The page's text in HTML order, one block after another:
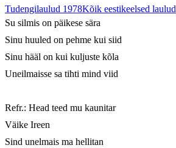
Tudengilaulud 1978Kõik eestikeelsed laulud
Su silmis on päikese sära
Sinu huuled on pehme kui siid
Sinu hääl on kui kuljuste kõla
Uneilmaisse sa tihti mind viid
Refr.: Head teed mu kaunitar
Väike Ireen
Sind unelmais ma hellitan